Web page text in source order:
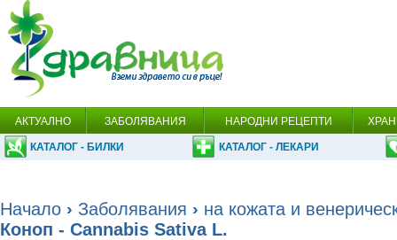
АКТУАЛНО ЗАБОЛЯВАНИЯ НАРОДНИ РЕЦЕПТИ
КАТАЛОГ - БИЛКИ КАТАЛОГ - ЛЕКАРИ
Начало › Заболявания › на кожата и
Коноп - Cannabis Sativa L.